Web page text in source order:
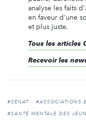
analyse les faits
en faveur d'une
et plus juste.
Tous les articles
Recevoir les
#SÉNAT
#ASSOCIATIONS
#SANTÉ MENTALE DES